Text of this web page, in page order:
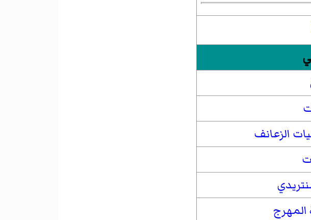
الزعانف